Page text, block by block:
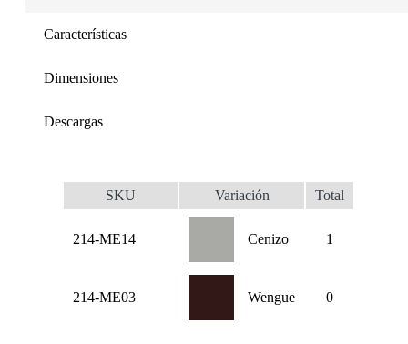
Características
Dimensiones
Descargas
SKU Variación Total
214-ME14 Cenizo 1
214-ME03 Wengue 0